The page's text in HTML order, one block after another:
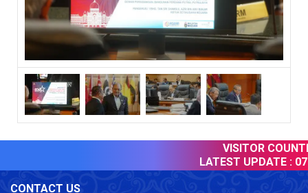
VISITOR
LATEST UPDATE : 07
CONTACT US